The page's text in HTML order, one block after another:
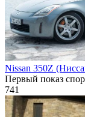
Nissan 350Z
Первый показ
741